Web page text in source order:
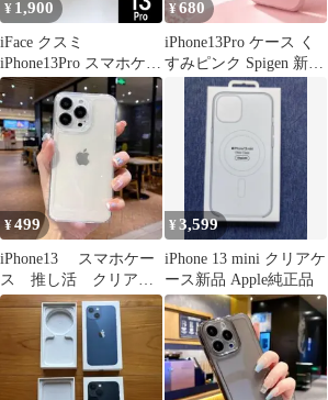
¥ 1,900
iFace クスミ
iPhone13Pro スマホケー
ス 3848 3886 3862 3909
¥680
iPhone13Pro ケース く
すみピンク Spigen 新品
未使用
¥499
iPhone13 スマホケー
ス 推し活 クリアケ
ース 02
¥3,599
iPhone 13 mini クリアケ
ース新品 Apple純正品